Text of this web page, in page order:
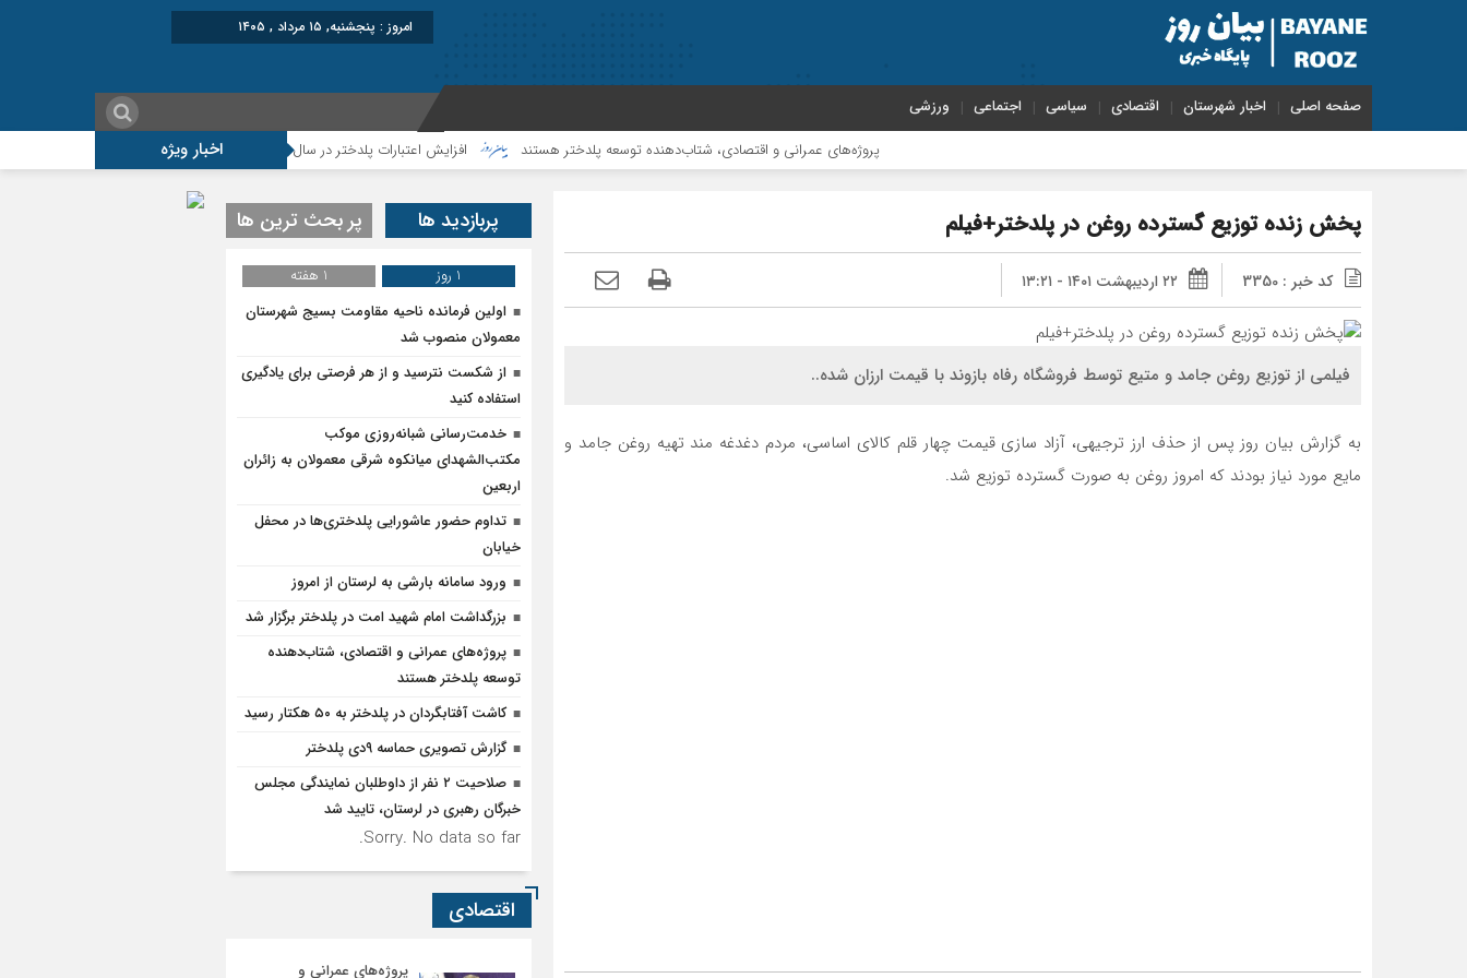
برابر
صفحه اصلی اخبار شهرستان اقتصادی سیاسی اجتماعی ورزشی
اخبار ویژه پروژه‌های عمرانی و اقتصادی، شتاب‌دهنده توسعه پلدختر هستند افزایش اعتبارات پلدختر در سال ۱۴۰۵ موکب شهید شکارچی سراب حمام ؛از تشییع
پخش زنده توزیع گسترده روغن در پلدختر+فیلم
کد خبر : 3350 ۲۲ اردیبهشت ۱۴۰۱ - ۱۳:۲۱
فیلمی از توزیع روغن جامد و متیع توسط فروشگاه رفاه بازوند با قیمت ارزان شده..
به گزارش بیان روز پس از حذف ارز ترجیهی، آزاد سازی قیمت چهار قلم کالای اساسی، مردم دغدغه مند تهیه روغن جامد و
مایع مورد نیاز بودند که امروز روغن به صورت گسترده توزیع شد.
پربازدید ها پر بحث ترین ها
1 روز
1 هفته
اولین فرمانده ناحیه مقاومت بسیج شهرستان
معمولان منصوب شد
از شکست نترسید و از هر فرصتی برای یادگیری
استفاده کنید
خدمت‌رسانی شبانه‌روزی موکب
مکتب‌الشهدای میانکوه شرقی معمولان به زائران
اربعین
تداوم حضور عاشورایی پلدختری‌ها در محفل
خیابان
ورود سامانه بارشی به لرستان از امروز
بزرگداشت امام شهید امت در پلدختر برگزار شد
پروژه‌های عمرانی و اقتصادی، شتاب‌دهنده
توسعه پلدختر هستند
کاشت آفتابگردان در پلدختر به ۵۰ هکتار رسید
گزارش تصویری حماسه ۹دی پلدختر
صلاحیت ۲ نفر از داوطلبان نمایندگی مجلس
خبرگان رهبری در لرستان، تایید شد
Sorry. No data so far.
اقتصادی
پروژه‌های عمرانی و